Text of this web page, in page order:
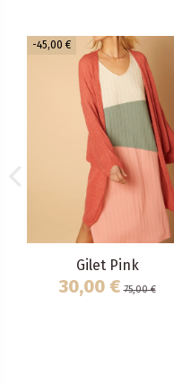
-45,00 €
Gilet Pink
30,00 € 75,00 €